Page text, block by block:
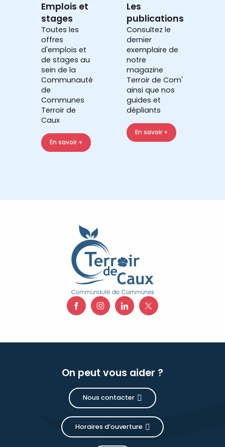
Emplois et
stages
Toutes les
offres
d'emplois et
de stages au
sein de la
Communauté
de
Communes
Terroir de
Caux
En savoir +
Les
publications
Consultez le
dernier
exemplaire de
notre
magazine
Terroir de Com'
ainsi que nos
guides et
dépliants
En savoir +
On peut vous aider ?
Nous contacter
Horaires d’ouverture